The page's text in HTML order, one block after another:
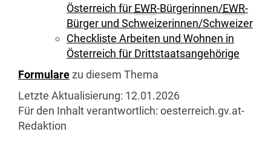
Österreich für EWR-Bürgerinnen/EWR-
Bürger und Schweizerinnen/Schweizer
Checkliste Arbeiten und Wohnen in
Österreich für Drittstaatsangehörige
Formularezu diesem Thema
Letzte Aktualisierung: 12.01.2026
Für den Inhalt verantwortlich: oesterreich.gv.at-
Redaktion